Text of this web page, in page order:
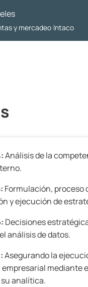
y mercadeo Intaco
Análisis de la
Formulación, proceso
y ejecución de
Decisiones
análisis de datos.
Asegurando la
mediante
analítica.